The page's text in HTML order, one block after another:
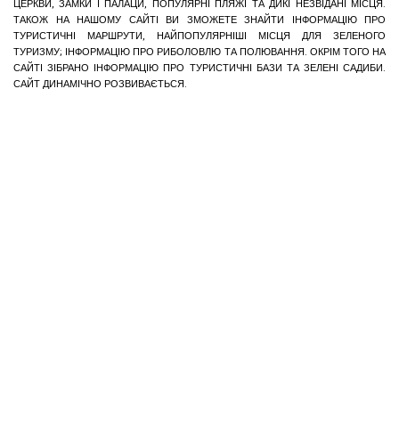
ЦЕРКВИ, ЗАМКИ І ПАЛАЦИ, ПОПУЛЯРНІ ПЛЯЖІ ТА ДИКІ НЕЗВІДАНІ МІСЦЯ.
ТАКОЖ НА НАШОМУ САЙТІ ВИ ЗМОЖЕТЕ ЗНАЙТИ ІНФОРМАЦІЮ ПРО
ТУРИСТИЧНІ МАРШРУТИ, НАЙПОПУЛЯРНІШІ МІСЦЯ ДЛЯ ЗЕЛЕНОГО
ТУРИЗМУ; ІНФОРМАЦІЮ ПРО РИБОЛОВЛЮ ТА ПОЛЮВАННЯ. ОКРІМ ТОГО НА
САЙТІ ЗІБРАНО ІНФОРМАЦІЮ ПРО ТУРИСТИЧНІ БАЗИ ТА ЗЕЛЕНІ САДИБИ.
САЙТ ДИНАМІЧНО РОЗВИВАЄТЬСЯ.